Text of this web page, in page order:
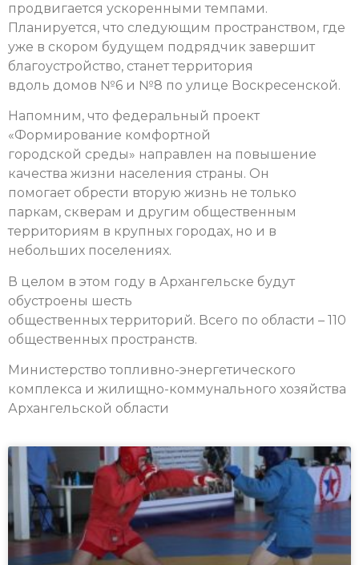
продвигается ускоренными темпами.
Планируется, что следующим пространством, где
уже в скором будущем подрядчик завершит
благоустройство, станет территория
вдоль домов №6 и №8 по улице Воскресенской.
Напомним, что федеральный проект
«Формирование комфортной
городской среды» направлен на повышение
качества жизни населения страны. Он
помогает обрести вторую жизнь не только
паркам, скверам и другим общественным
территориям в крупных городах, но и в
небольших поселениях.
В целом в этом году в Архангельске будут
обустроены шесть
общественных территорий. Всего по области – 110
общественных пространств.
Министерство топливно-энергетического
комплекса и жилищно-коммунального хозяйства
Архангельской области